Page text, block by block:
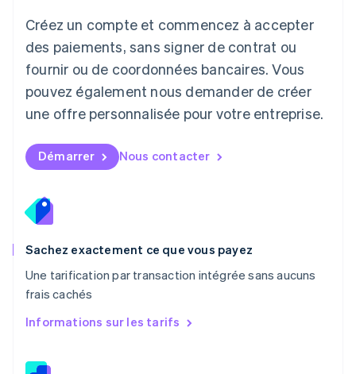
Créez un compte et commencez à accepter
des paiements, sans signer de contrat ou
fournir ou de coordonnées bancaires. Vous
pouvez également nous demander de créer
une offre personnalisée pour votre entreprise.
Démarrer Nous contacter
Sachez exactement ce que vous payez
Une tarification par transaction intégrée sans aucuns
frais cachés
Informations sur les tarifs
Français DeutschEnglish
Malaisie
English 简体中文
Malte
English
Mexique
EspañolEnglish
English
Nouvelle-Zélande
Pays-Bas
Nederlands
English
PortuguêsEnglish
RAS de Hong Kong, Chine
English
Roumanie